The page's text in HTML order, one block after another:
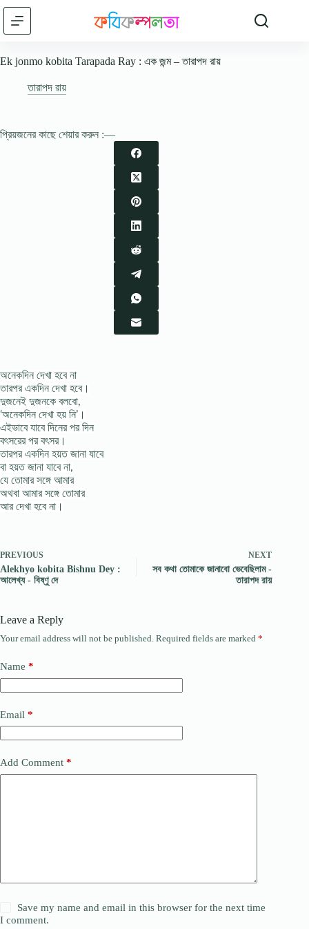
Skip
content
Ek jonmo kobita Tarapada Ray : এক জন্ম – তারাপদ রায়
তারাপদ রায়
প্রিয়জনের কাছে শেয়ার করুন :—
অনেকদিন দেখা হবে না
তারপর একদিন দেখা হবে।
দুজনেই দুজনকে বলবো,
‘অনেকদিন দেখা হয় নি’।
এইভাবে যাবে দিনের পর দিন
বৎসরের পর বৎসর।
তারপর একদিন হয়ত জানা যাবে
বা হয়ত জানা যাবে না,
যে তোমার সঙ্গে আমার
অথবা আমার সঙ্গে তোমার
আর দেখা হবে না।
PREVIOUS
Alekhyo kobita Bishnu Dey :
আলেখ্য - বিষ্ণু দে
NEXT
সব কথা তোমাকে জানাবো ভেবেছিলাম -
তারাপদ রায়
Leave a Reply
Your email address will not be published. Required fields are marked *
Name *
Email *
Add Comment *
Save my name and email in this browser for the next time
I comment.